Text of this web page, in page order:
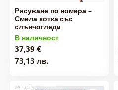
Рисуване по номера –
Смела котка със
слънчогледи
В наличност
37,39 €
73,13 лв.